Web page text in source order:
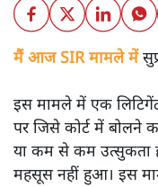
मैं आज SIR मामले में
इस मामले में एक
पर जिसे कोर्ट में बोलने
या कम से कम उत्सुकता
महसूस नहीं हुआ। इस